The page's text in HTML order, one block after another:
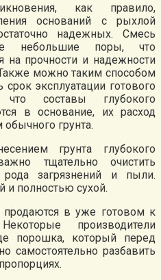
как правило,
оснований с рыхлой
надежных. Смесь
небольшие поры, что
на прочности и надежности
можно таким способом
эксплуатации готового
составы глубокого
в основание, их расход
грунта.
грунта глубокого
тщательно очистить
рода загрязнений и пыли.
и полностью сухой.
в уже готовом к
производители
порошка, который перед
разбавить